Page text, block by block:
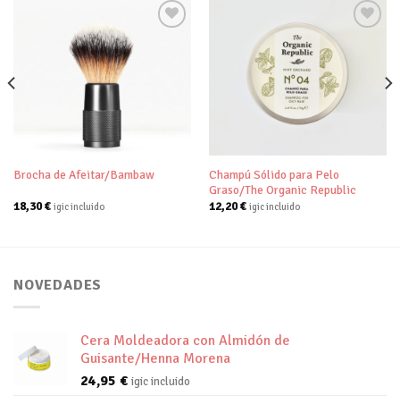
Brocha de Afeitar/Bambaw
18,30€ igic incluido
lista de
Champú Sólido para Pelo
Graso/The Organic Republic
12,20€ igic incluido
NOVEDADES
Cera Moldeadora con Almidón de
Guisante/Henna Morena
24,95 € igic incluido